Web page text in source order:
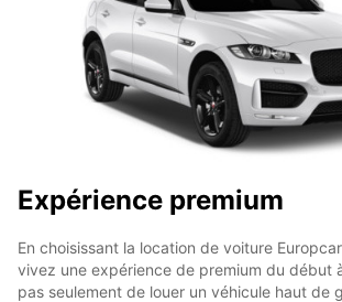
Expérience premium
En choisissant la location de voiture
vivez une expérience de premium du début
pas seulement de louer un véhicule haut de